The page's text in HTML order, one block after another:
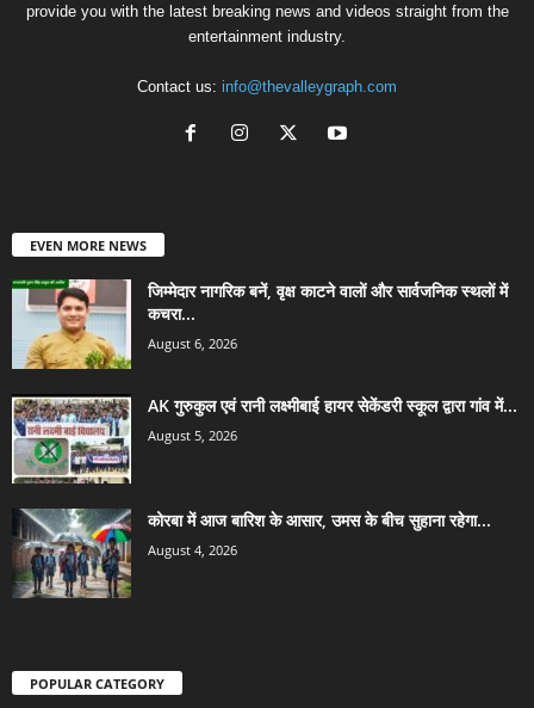
provide you with the latest breaking news and videos straight from the
entertainment industry.
Contact us: info@thevalleygraph.com
EVEN MORE NEWS
जिम्मेदार नागरिक बनें, वृक्ष काटने वालों और सार्वजनिक स्थलों में
कचरा...
August 6, 2026
AK गुरुकुल एवं रानी लक्ष्मीबाई हायर सेकेंडरी स्कूल द्वारा गांव में...
August 5, 2026
कोरबा में आज बारिश के आसार, उमस के बीच सुहाना रहेगा...
August 4, 2026
POPULAR CATEGORY